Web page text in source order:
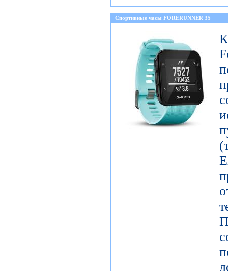
Спортивные часы FORERUNNER 35